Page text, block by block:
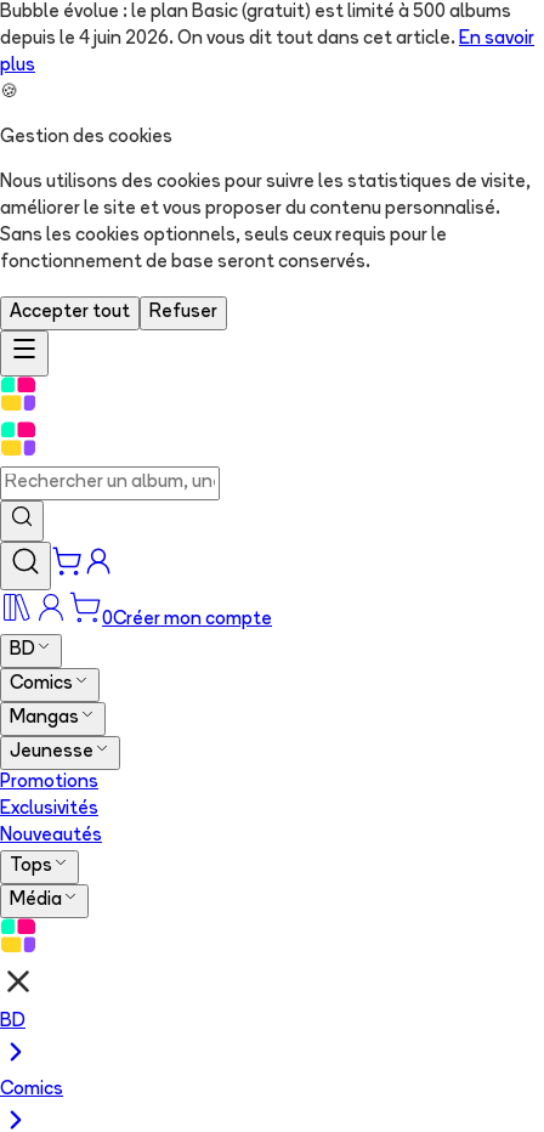
Bubble évolue : le plan Basic (gratuit) est limité à 500 albums
depuis le 4 juin 2026. On vous dit tout dans cet article. En savoir
plus
🍪
Gestion des cookies
Nous utilisons des cookies pour suivre les statistiques de visite,
améliorer le site et vous proposer du contenu personnalisé.
Sans les cookies optionnels, seuls ceux requis pour le
fonctionnement de base seront conservés.
Accepter tout Refuser
0Créer mon compte
BD
Comics
Mangas
Jeunesse
Promotions
Exclusivités
Nouveautés
Tops
Média
BD
Comics